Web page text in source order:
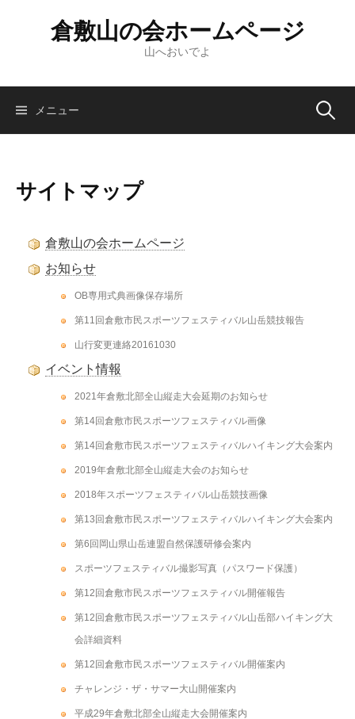
倉敷山の会ホームページ
山へおいでよ
メニュー
サイトマップ
倉敷山の会ホームページ
お知らせ
OB専用式典画像保存場所
第11回倉敷市民スポーツフェスティバル山岳競技報告
山行変更連絡20161030
イベント情報
2021年倉敷北部全山縦走大会延期のお知らせ
第14回倉敷市民スポーツフェスティバル画像
第14回倉敷市民スポーツフェスティバルハイキング大会案内
2019年倉敷北部全山縦走大会のお知らせ
2018年スポーツフェスティバル山岳競技画像
第13回倉敷市民スポーツフェスティバルハイキング大会案内
第6回岡山県山岳連盟自然保護研修会案内
スポーツフェスティバル撮影写真（パスワード保護）
第12回倉敷市民スポーツフェスティバル開催報告
第12回倉敷市民スポーツフェスティバル山岳部ハイキング大
会詳細資料
第12回倉敷市民スポーツフェスティバル開催案内
チャレンジ・ザ・サマー大山開催案内
平成29年倉敷北部全山縦走大会開催案内